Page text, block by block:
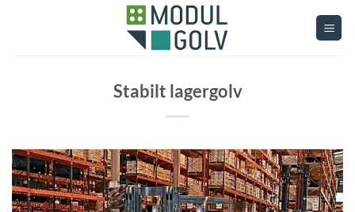
Stabilt lagergolv